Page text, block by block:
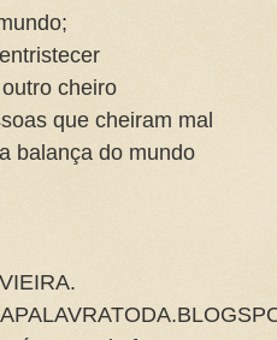
cheiro
que cheiram mal
balança do mundo